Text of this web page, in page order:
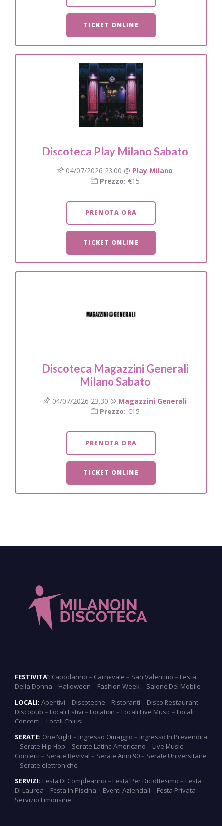
TICKET ONLINE
Discoteca Play Milano Sabato
04/07/2026 23.00 @ Play Milano
Prezzo: €15
PRENOTA ORA
TICKET ONLINE
Discoteca Magazzini Generali
Milano Sabato
04/07/2026 23.30 @ Magazzini Generali
Prezzo: €15
PRENOTA ORA
TICKET ONLINE
FESTIVITA’: Capodanno – Carnevale – San Valentino – Festa
Della Donna – Halloween – Fashion Week – Salone Del Mobile
LOCALI: Aperitivi – Discoteche – Ristoranti – Disco Restaurant–
Discopub – Locali Estivi – Location – Locali Live Music– Locali
Concerti – Locali Chiusi
SERATE: One Night– Ingresso Omaggio – Ingresso In Prevendita
– Serate Hip Hop – Serate Latino Americano – Live Music–
Concerti – Serate Revival – Serate Anni 90– Serate Universitarie
– Serate elettroniche
SERVIZI: Festa Di Compleanno – Festa Per Diciottesimo – Festa
Di Laurea – Festa in Piscina – Eventi Aziendali – Festa Privata –
Servizio Limousine